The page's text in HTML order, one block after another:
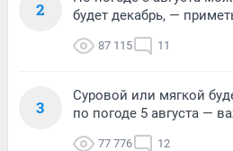
2
будет декабрь, —
87 115 11
3
Суровой или мягкой
по погоде 5 августа —
77 776 12